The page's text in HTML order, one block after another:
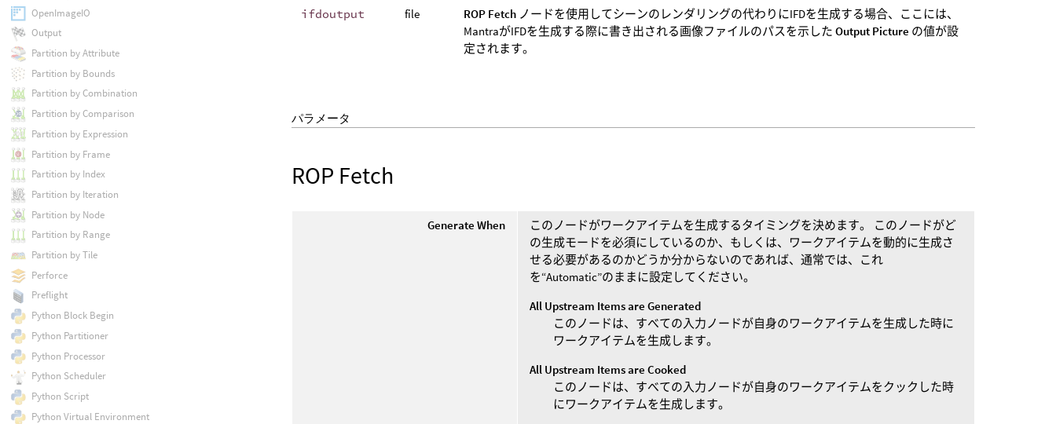
ifdoutput file ROP Fetch ノードを使用してシーンのレンダリングの代わりにIFDを生成する場合、ここには、
MantraがIFDを生成する際に書き出される画像ファイルのパスを示したOutput Picture の値が設
定されます。
パラメータ
ROP Fetch
Generate When
このノードがワークアイテムを生成するタイミングを決めます。 このノードがど
の生成モードを必須にしているのか、もしくは、ワークアイテムを動的に生成さ
せる必要があるのかどうか分からないのであれば、通常では、これ
を“Automatic”のままに設定してください。
All Upstream Items are Generated
このノードは、すべての入力ノードが自身のワークアイテムを生成した時に
ワークアイテムを生成します。
All Upstream Items are Cooked
このノードは、すべての入力ノードが自身のワークアイテムをクックした時
にワークアイテムを生成します。
OpenImageIO
Output
Partition by Attribute
Partition by Bounds
Partition by Combination
Partition by Comparison
Partition by Expression
Partition by Frame
Partition by Index
Partition by Iteration
Partition by Node
Partition by Range
Partition by Tile
Perforce
Preflight
Python Block Begin
Python Partitioner
Python Processor
Python Scheduler
Python Script
Python Virtual Environment